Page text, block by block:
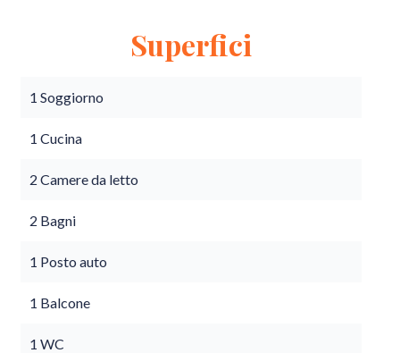
Superfici
1 Soggiorno
1 Cucina
2 Camere da letto
2 Bagni
1 Posto auto
1 Balcone
1 WC